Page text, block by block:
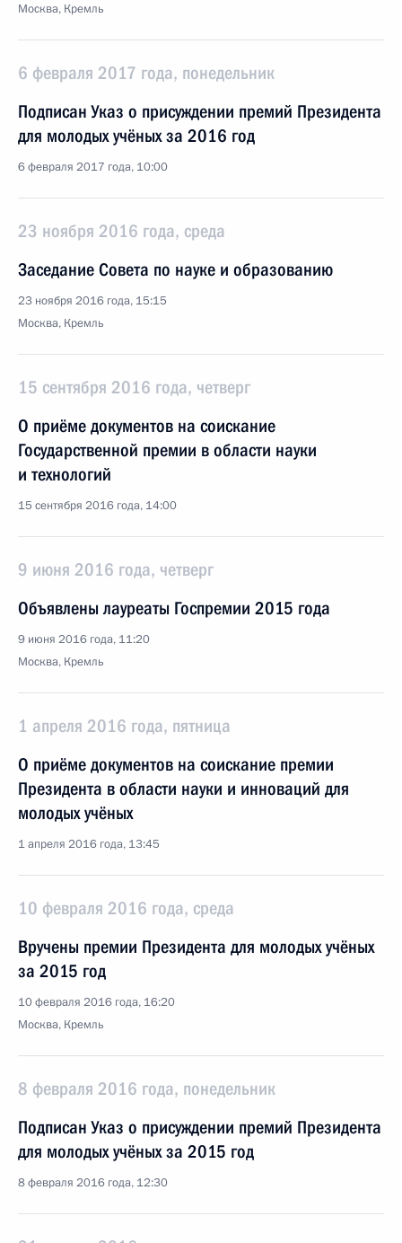
Москва, Кремль
6 февраля 2017 года, понедельник
Подписан Указ о присуждении премий Президента
для молодых учёных за 2016 год
6 февраля 2017 года, 10:00
23 ноября 2016 года, среда
Заседание Совета по науке и образованию
23 ноября 2016 года, 15:15
Москва, Кремль
15 сентября 2016 года, четверг
О приёме документов на соискание
Государственной премии в области науки
и технологий
15 сентября 2016 года, 14:00
9 июня 2016 года, четверг
Объявлены лауреаты Госпремии 2015 года
9 июня 2016 года, 11:20
Москва, Кремль
1 апреля 2016 года, пятница
О приёме документов на соискание премии
Президента в области науки и инноваций для
молодых учёных
1 апреля 2016 года, 13:45
10 февраля 2016 года, среда
Вручены премии Президента для молодых учёных
за 2015 год
10 февраля 2016 года, 16:20
Москва, Кремль
8 февраля 2016 года, понедельник
Подписан Указ о присуждении премий Президента
для молодых учёных за 2015 год
8 февраля 2016 года, 12:30